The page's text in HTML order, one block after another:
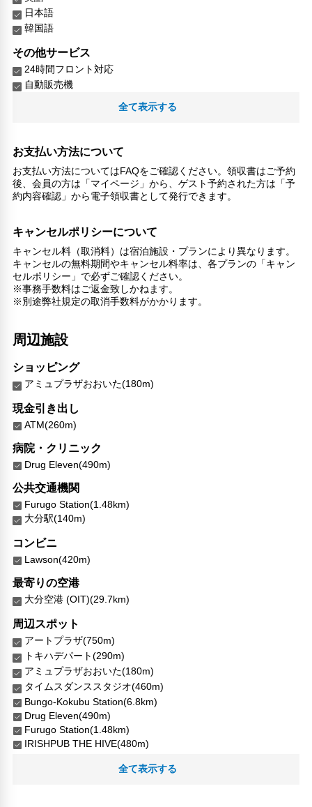
日本語
韓国語
その他サービス
24時間フロント対応
自動販売機
キャッシュレス支払いサービス
全て表示する
お支払い方法について
お支払い方法についてはFAQをご確認ください。領収書はご予約
後、会員の方は「マイページ」から、ゲスト予約された方は「予
約内容確認」から電子領収書として発行できます。
キャンセルポリシーについて
キャンセル料（取消料）は宿泊施設・プランにより異なります。
キャンセルの無料期間やキャンセル料率は、各プランの「キャン
セルポリシー」で必ずご確認ください。
※事務手数料はご返金致しかねます。
※別途弊社規定の取消手数料がかかります。
周辺施設
ショッピング
アミュプラザおおいた(180m)
現金引き出し
ATM(260m)
病院・クリニック
Drug Eleven(490m)
公共交通機関
Furugo Station(1.48km)
大分駅(140m)
コンビニ
Lawson(420m)
最寄りの空港
大分空港 (OIT)(29.7km)
周辺スポット
アートプラザ(750m)
トキハデパート(290m)
アミュプラザおおいた(180m)
タイムスダンススタジオ(460m)
Bungo-Kokubu Station(6.8km)
Drug Eleven(490m)
Furugo Station(1.48km)
IRISHPUB THE HIVE(480m)
Tokiwa Industry(1.67km)全て表示する